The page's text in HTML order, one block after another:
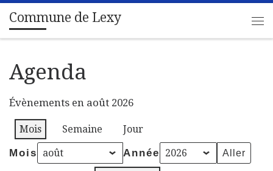
Passer au contenu
Commune de Lexy
Agenda
Évènements en août 2026
Mois Semaine Jour
Mois Année